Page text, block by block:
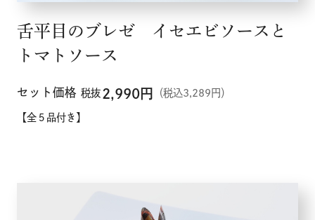
舌平目のブレゼ イセエビソースと
トマトソース
セット価格 税抜 2,990円 （税込3,289円）
【全５品付き】